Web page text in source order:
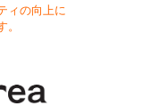
ィの向上に
。